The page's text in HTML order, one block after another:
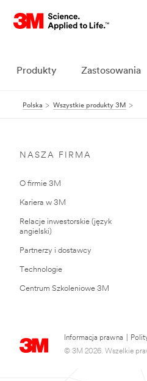
Produkty Zastosowania
Polska Wszystkie produkty 3M
NASZA FIRMA
O firmie 3M
Kariera w 3M
Relacje inwestorskie (język
angielski)
Partnerzy i dostawcy
Technologie
Centrum Szkoleniowe 3M
Informacja prawna
© 3M 2026. Wszelkie